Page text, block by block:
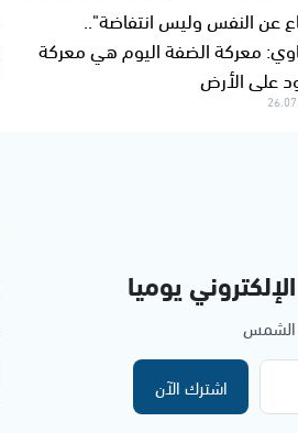
عن النفس وليس انتفاضة"..
معركة الضفة اليوم هي معركة
على الأرض
يوميا
الشمس
اشترك الآن